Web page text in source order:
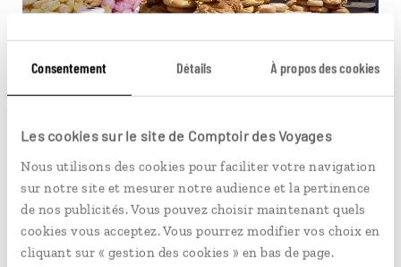
Consentement Détails À propos des cookies
Les cookies sur le site de Comptoir des Voyages
Nous utilisons des cookies pour faciliter votre navigation
sur notre site et mesurer notre audience et la pertinence
de nos publicités. Vous pouvez choisir maintenant quels
cookies vous acceptez. Vous pourrez modifier vos choix en
cliquant sur « gestion des cookies » en bas de page.
Pains wawa en tous genres © Vladimir Vargas
Pleuvra, pleuvra pas ?
Il existe une tradition ancestrale et orale qui dit que le
temps reflète l’état des « âmes bénies ». S'il pleut au